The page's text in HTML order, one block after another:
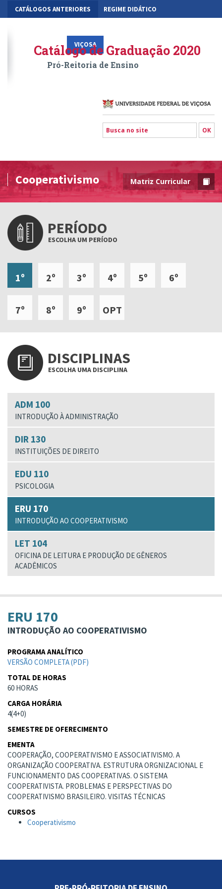
CATÁLOGOS ANTERIORES REGIME DIDÁTICO
VIÇOSA RIO PARANAÍBA FLORESTAL
Catálogo de Graduação 2020
Pró-Reitoria de Ensino
Cooperativismo Matriz Curricular
PERÍODO
ESCOLHA UM PERÍODO
1º 2º 3º 4º 5º 6º
7º 8º 9º OPT
DISCIPLINAS
ESCOLHA UMA DISCIPLINA
ADM 100
INTRODUÇÃO À ADMINISTRAÇÃO
DIR 130
INSTITUIÇÕES DE DIREITO
EDU 110
PSICOLOGIA
ERU 170
INTRODUÇÃO AO COOPERATIVISMO
LET 104
OFICINA DE LEITURA E PRODUÇÃO DE GÊNEROS
ACADÊMICOS
ERU 170
INTRODUÇÃO AO COOPERATIVISMO
PROGRAMA ANALÍTICO
VERSÃO COMPLETA (PDF)
TOTAL DE HORAS
60 HORAS
CARGA HORÁRIA
4(4+0)
SEMESTRE DE OFERECIMENTO
EMENTA
COOPERAÇÃO, COOPERATIVISMO E ASSOCIATIVISMO. A
ORGANIZAÇÃO COOPERATIVA. ESTRUTURA ORGNIZACIONAL E
FUNCIONAMENTO DAS COOPERATIVAS. O SISTEMA
COOPERATIVISTA. PROBLEMAS E PERSPECTIVAS DO
COOPERATIVISMO BRASILEIRO. VISITAS TÉCNICAS
CURSOS
Cooperativismo